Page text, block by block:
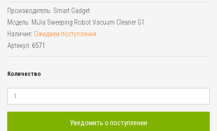
Производитель: Smart Gadget
Модель: MiJia Sweeping Robot Vacuum Cleaner G1
Наличие: Ожидаем поступления
Артикул: 6571
Количество
Уведомить о поступлении